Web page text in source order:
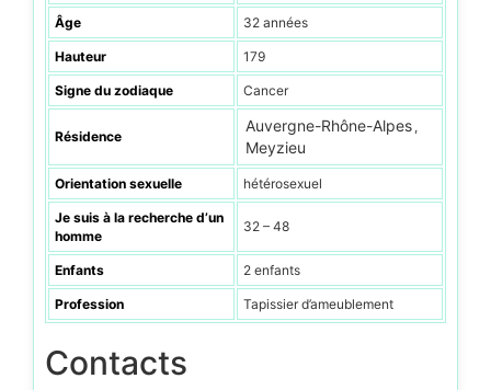
Âge 32 années
Hauteur 179
Signe du zodiaque Cancer
Résidence
Auvergne-Rhône-Alpes ,
Meyzieu
Orientation sexuelle hétérosexuel
Je suis à la recherche d’un
homme
32 – 48
Enfants 2 enfants
Profession Tapissier d’ameublement
Contacts